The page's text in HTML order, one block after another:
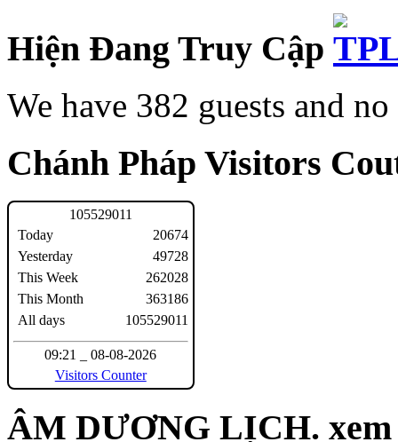
Hiện Đang Truy Cập
We have 382 guests and
Chánh Pháp Visitors
105529011
Today
Yesterday
This Week
This Month
All days
20674
49728
262028
363186
105529011
09:21 _ 08-08-2026
Visitors Counter
ÂM DƯƠNG LỊCH. xem